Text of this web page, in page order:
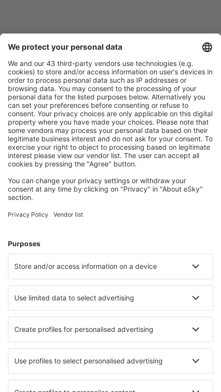
Ricerca rapida e semplice
Pianifica in sicurezza
Prenotazione senza pensieri con possibilità di
cancellazione gratuita.
Risparmia di più
Prezzi attraenti e offerte speciali per gli utenti registrati.
Scegli tra oltre 1,3 milioni di strutture: hotel, lodge,
appartamenti e altri.
Hotel in Italia - Città popolari
Hotel a Napoli Hotel a Firenze
Hotel in Castellammare di Stabia Hotel in Torri del Benaco
I migliori hotel - città
Hotel Tarrant Monkton Hotel in Mer Hotel in Sanjo